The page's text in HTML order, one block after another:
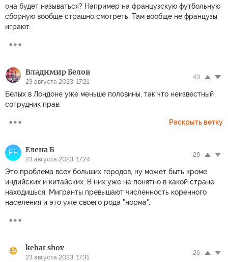
она будет называться? Например на французскую футбольную
сборную вообще страшно смотреть. Там вообще не французы
играют.
Владимир Белов
23 августа 2023, 17:21
43
Белых в Лондоне уже меньше половины, так что неизвестный
сотрудник прав.
Раскрыть ветку
ЕБ Елена Б
23 августа 2023, 17:24
28
Это проблема всех больших городов, ну может быть кроме
индийских и китайских. В них уже не понятно в какой стране
находишься. Мигранты превышают численность коренного
населения и это уже своего рода "норма".
kebat shov
23 августа 2023, 17:31
26